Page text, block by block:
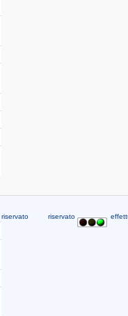
riservato riservato